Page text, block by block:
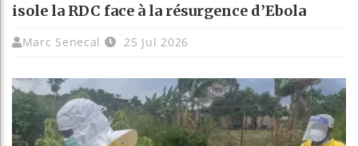
isole la RDC face à la résurgence d’Ebola
Marc Senecal 25 Jul 2026